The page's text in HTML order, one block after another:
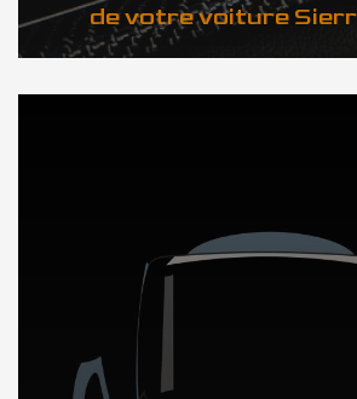
de votre voiture
DÉCOUVREZ NOTRE IMPORTATION AUTO